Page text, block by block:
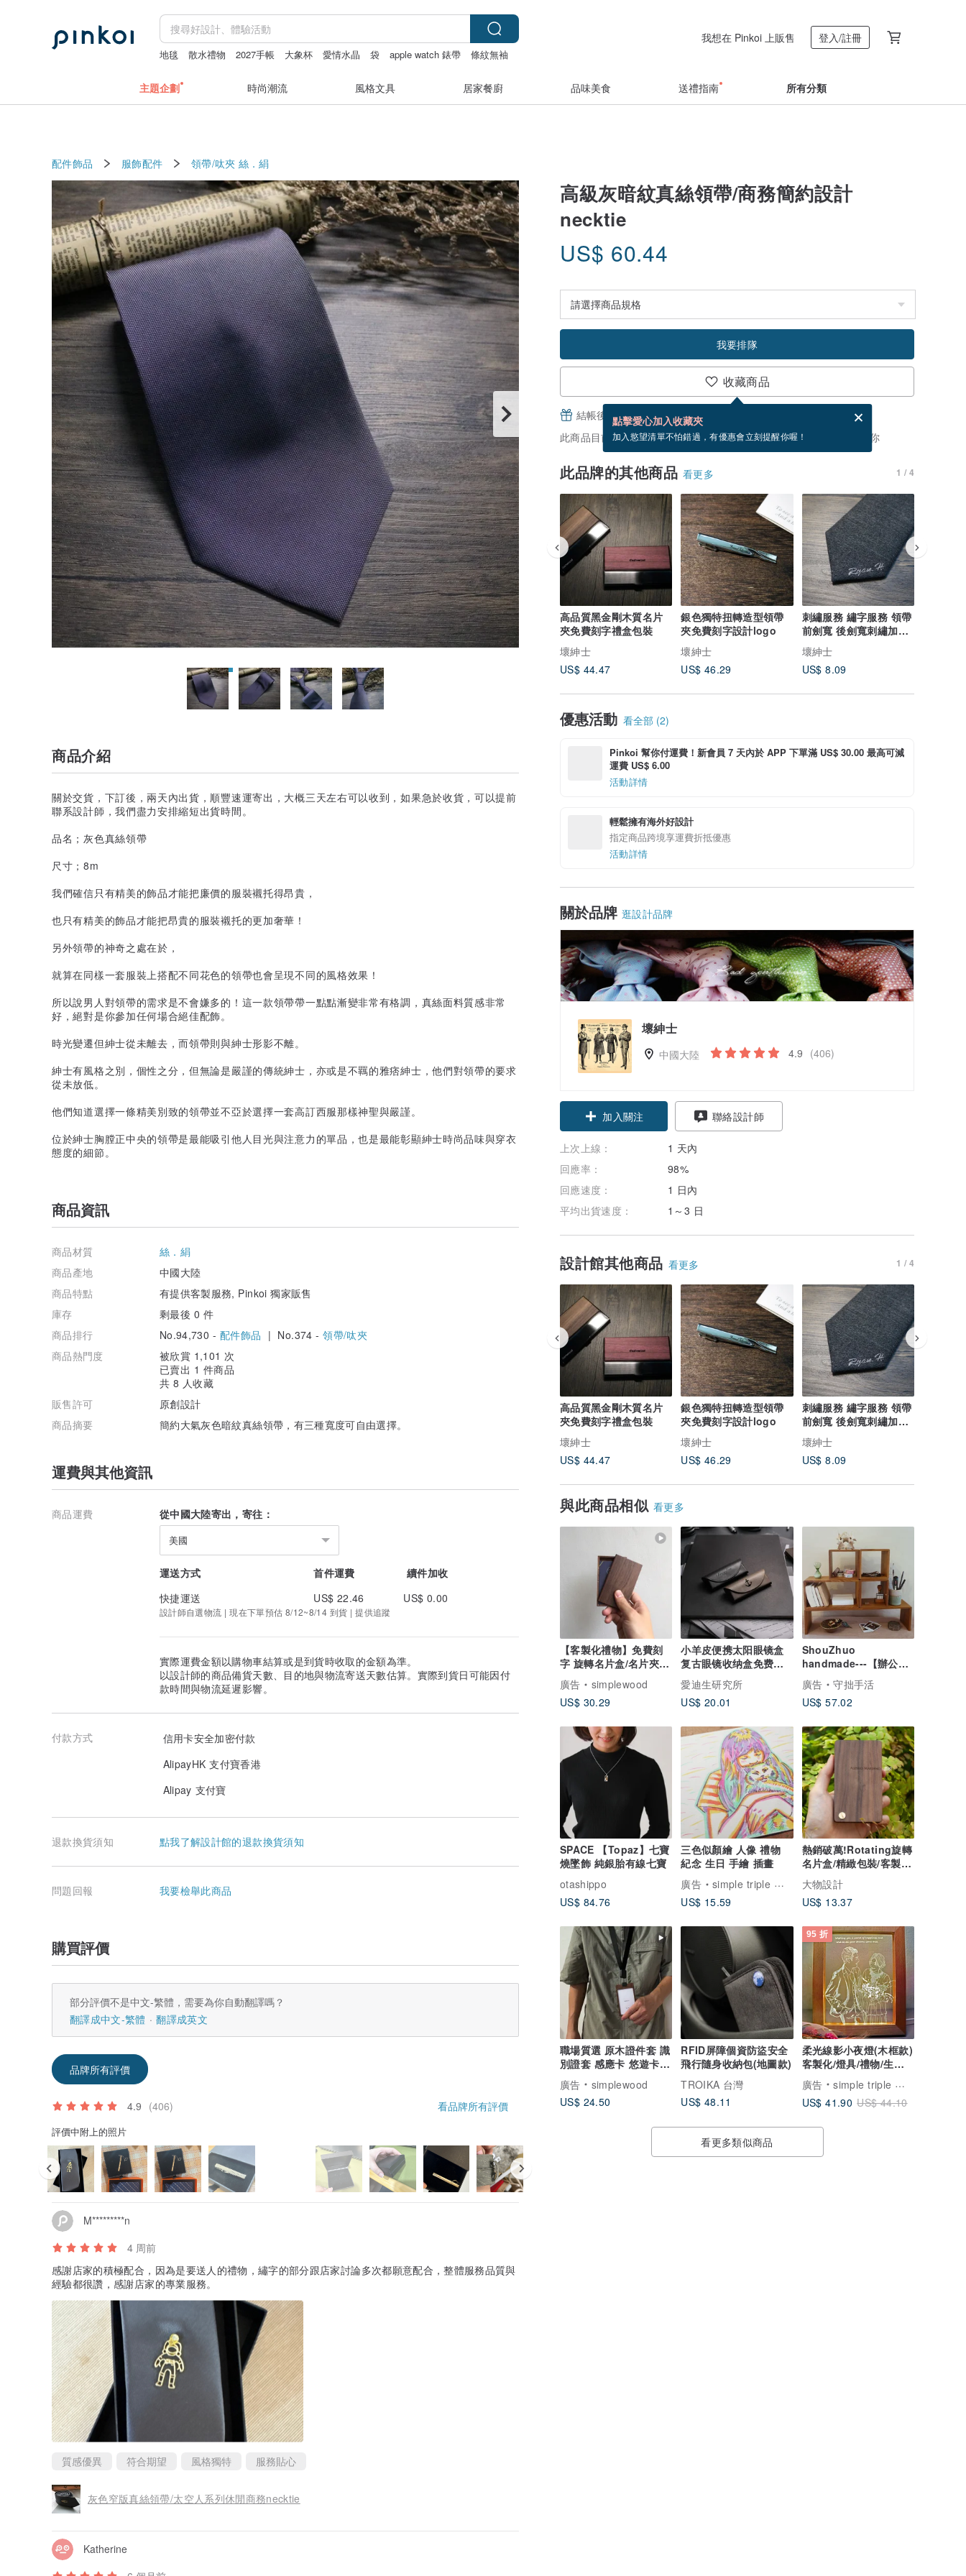
地毯 散水禮物 2027手帳 大象杯 愛情水晶 袋 apple watch 錶帶 條紋無袖
我想在 Pinkoi 上販售 登入/註冊
主題企劃 時尚潮流 風格文具 居家餐廚 品味美食 送禮指南 所有分類
配件飾品 服飾配件 領帶/呔夾 絲．絹
高級灰暗紋真絲領帶/商務簡約設計
necktie
US$ 60.44
我要排隊
收藏商品
點擊愛心加入收藏夾
加入慾望清單不怕錯過，有優惠會立刻提醒你喔！
結帳後填寫並分享，免費幫你寄送電子賀卡。
電子賀卡是什麼？
此商品目前沒現貨，你可以按「我要排隊」，當有貨會主動發信通知你
此品牌的其他商品 看更多 1 / 4
高品質黑金剛木質名片
夾免費刻字禮盒包裝
壞紳士
US$ 44.47
銀色獨特扭轉造型領帶
夾免費刻字設計logo
壞紳士
US$ 46.29
刺繡服務 繡字服務 領帶
前劍寬 後劍寬刺繡加購
服務
壞紳士
US$ 8.09
優惠活動 看全部 (2)
Pinkoi 幫你付運費！新會員 7 天內於 APP 下單滿 US$ 30.00 最高可減
運費 US$ 6.00
活動詳情
輕鬆擁有海外好設計
指定商品跨境享運費折抵優惠
活動詳情
關於品牌 逛設計品牌
壞紳士
中國大陸 4.9 (406)
領優惠券 聯絡設計師
上次上線：
1 天內
回應率：
98%
回應速度：
1 日內
平均出貨速度：
1～3 日
設計館其他商品 看更多 1 / 4
高品質黑金剛木質名片
夾免費刻字禮盒包裝
壞紳士
US$ 44.47
銀色獨特扭轉造型領帶
夾免費刻字設計logo
壞紳士
US$ 46.29
刺繡服務 繡字服務 領帶
前劍寬 後劍寬刺繡加購
服務
壞紳士
US$ 8.09
與此商品相似 看更多
【客製化禮物】免費刻
字 旋轉名片盒/名片夾/
卡夾 胡桃木 似顏繪
廣告
simplewood
US$ 30.29
小羊皮便携太阳眼镜盒
复古眼镜收纳盒免费刻
字
愛迪生研究所
US$ 20.01
ShouZhuo
handmade---【辦公室
必備】柚木組合架
廣告
守拙手活
US$ 57.02
SPACE 【Topaz】七寶
燒墜飾 純銀胎有線七寶
otashippo
US$ 84.76
三色似顏繪 人像 禮物
紀念 生日 手繪 插畫
廣告
simple triple 客製人像插畫
US$ 15.59
熱銷破萬!Rotating旋轉
名片盒/精緻包裝/客製
化/名片盒/名片夾
大物設計
US$ 13.37
職場質選 原木證件套 識
別證套 感應卡 悠遊卡套
客製化禮物
廣告
simplewood
US$ 24.50
RFID屏障個資防盜安全
飛行隨身收納包(地圖款)
TROIKA 台灣
US$ 48.11
95 折
柔光線影小夜燈(木框款)
客製化/燈具/禮物/生日/
情人節
廣告
simple triple 客製人像插畫
US$ 41.90 US$ 44.10
看更多類似商品
商品介紹
關於交貨，下訂後，兩天內出貨，順豐速運寄出，大概三天左右可以收到，如果急於收貨，可以提前
聯系設計師，我們盡力安排縮短出貨時間。
品名；灰色真絲領帶
尺寸；8m
我們確信只有精美的飾品才能把廉價的服裝襯托得昂貴，
也只有精美的飾品才能把昂貴的服裝襯托的更加奢華！
另外領帶的神奇之處在於，
就算在同樣一套服裝上搭配不同花色的領帶也會呈現不同的風格效果！
所以說男人對領帶的需求是不會嫌多的！這一款領帶帶一點點漸變非常有格調，真絲面料質感非常
好，絕對是你參加任何場合絕佳配飾。
時光變遷但紳士從未離去，而領帶則與紳士形影不離。
紳士有風格之別，個性之分，但無論是嚴謹的傳統紳士，亦或是不羈的雅痞紳士，他們對領帶的要求
從未放低。
他們知道選擇一條精美別致的領帶並不亞於選擇一套高訂西服那樣神聖與嚴謹。
位於紳士胸膛正中央的領帶是最能吸引他人目光與注意力的單品，也是最能彰顯紳士時尚品味與穿衣
態度的細節。
商品資訊
商品材質
絲．絹
商品產地
中國大陸
商品特點
有提供客製服務, Pinkoi 獨家販售
庫存
剩最後 0 件
商品排行
No.94,730 - 配件飾品 | No.374 -領帶/呔夾
商品熱門度
被欣賞 1,101 次
已賣出 1 件商品
共 8 人收藏
販售許可
原創設計
商品摘要
簡約大氣灰色暗紋真絲領帶，有三種寬度可自由選擇。
運費與其他資訊
商品運費 從中國大陸寄出，寄往：
美國
運送方式 首件運費
續件加收
快捷運送
US$ 22.46 US$ 0.00
設計師自選物流 | 現在下單預估 8/12~8/14 到貨 | 提供追蹤
實際運費金額以購物車結算或是到貨時收取的金額為準。
以設計師的商品備貨天數、目的地與物流寄送天數估算。實際到貨日可能因付
款時間與物流延遲影響。
付款方式
信用卡安全加密付款
AlipayHK 支付寶香港
Alipay 支付寶
退款換貨須知 點我了解設計館的退款換貨須知
問題回報 我要檢舉此商品
購買評價
部分評價不是中文-繁體，需要為你自動翻譯嗎？
翻譯成中文-繁體
翻譯成英文
品牌所有評價
4.9 (406) 看品牌所有評價
評價中附上的照片
M*********n
4 周前
感謝店家的積極配合，因為是要送人的禮物，繡字的部分跟店家討論多次都願意配合，整體服務品質與
經驗都很讚，感謝店家的專業服務。
質感優異 符合期望 風格獨特 服務貼心
灰色窄版真絲領帶/太空人系列休閒商務necktie
Katherine